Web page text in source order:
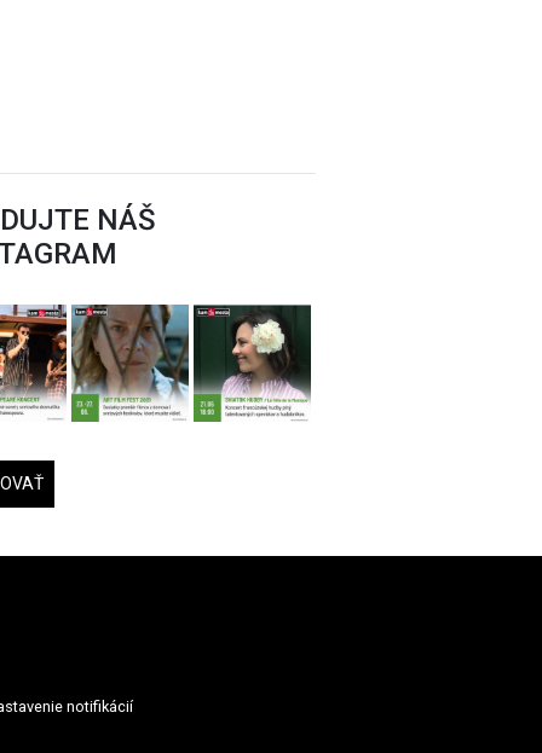
NÁŠ
notifikácií